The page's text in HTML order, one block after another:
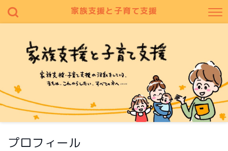
家族支援と子育て支援
プロフィール